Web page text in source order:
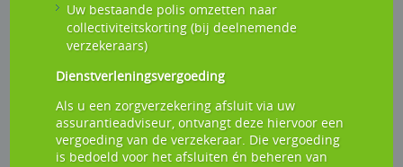
Uw bestaande polis omzetten naar
collectiviteitskorting (bij deelnemende
verzekeraars)
Dienstverleningsvergoeding
Als u een zorgverzekering afsluit via uw
assurantieadviseur, ontvangt deze hiervoor een
vergoeding van de verzekeraar. Die vergoeding
is bedoeld voor het afsluiten én beheren van